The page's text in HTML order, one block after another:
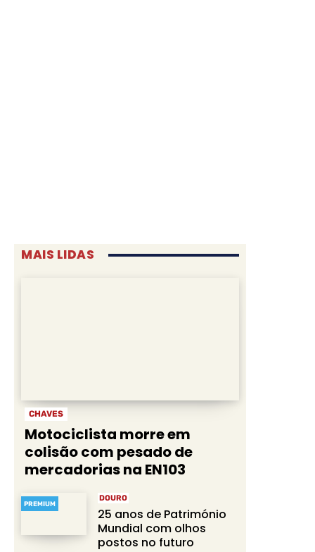
MAIS LIDAS
CHAVES
Motociclista morre em
colisão com pesado de
mercadorias na EN103
PREMIUM
DOURO
25 anos de Património
Mundial com olhos
postos no futuro